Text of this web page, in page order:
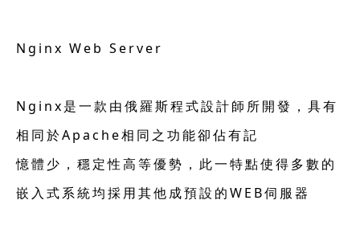
Nginx Web Server
Nginx是一款由俄羅斯程式設計師所開發，具有
相同於Apache相同之功能卻佔有記
憶體少，穩定性高等優勢，此一特點使得多數的
嵌入式系統均採用其他成預設的WEB伺服器